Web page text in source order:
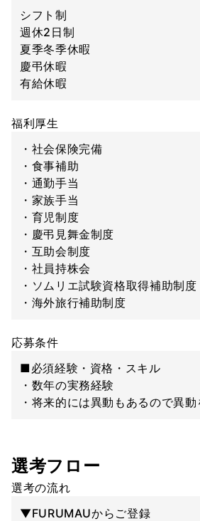
シフト制
週休2日制
夏季冬季休暇
慶弔休暇
有給休暇
福利厚生
・社会保険完備
・食事補助
・通勤手当
・家族手当
・育児制度
・慶弔見舞金制度
・互助会制度
・社員持株会
・ソムリエ試験資格取得補助制度
・海外旅行補助制度
応募条件
■必須経験・資格・スキル
・数年の実務経験
・将来的には異動もあるので異
選考フロー
選考の流れ
▼FURUMAUからご登録